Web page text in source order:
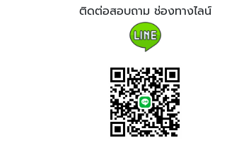
ติดต่อสอบถาม ช่องทางไลน์